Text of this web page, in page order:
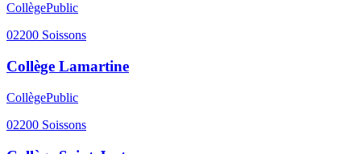
CollègePublic
02200 Soissons
Collège Lamartine
CollègePublic
02200 Soissons